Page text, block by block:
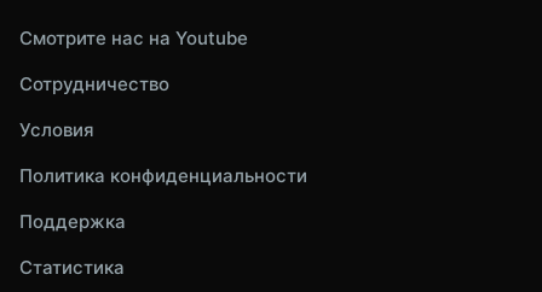
Смотрите нас на Youtube
Сотрудничество
Условия
Политика конфиденциальности
Поддержка
Статистика